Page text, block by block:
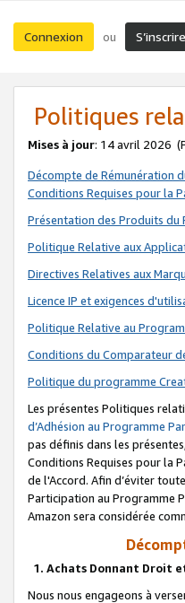
Connexion ou S’inscrire
Politiques
Mises à jour: 14 avril 2026
Décompte de Rémunération
Conditions Requises pour la
Présentation des Produits du
Politique Relative aux
Directives Relatives aux
Licence IP et exigences
Politique Relative au
Conditions du Comparateur
Politique du programme
Les présentes Politiques
d’Adhésion au Programme
pas définis dans les
Conditions Requises pour la
de l'Accord. Afin d’éviter
Participation au Programme
Amazon sera considérée
1. Achats Donnant Droit
Nous nous engageons à